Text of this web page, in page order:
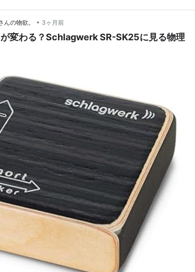
の物欲。 • 3ヶ月前
変わる？Schlagwerk SR-SK25に見る物理